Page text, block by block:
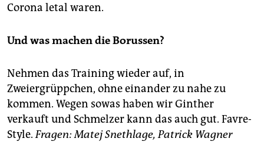
Corona letal waren.
Und was machen die Borussen?
Nehmen das Training wieder auf, in
Zweiergrüppchen, ohne einander zu nahe zu
kommen. Wegen sowas haben wir Ginther
verkauft und Schmelzer kann das auch gut. Favre-
Style.Fragen: Matej Snethlage, Patrick Wagner